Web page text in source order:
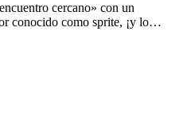
cercano» con un
conocido como sprite, ¡y lo…